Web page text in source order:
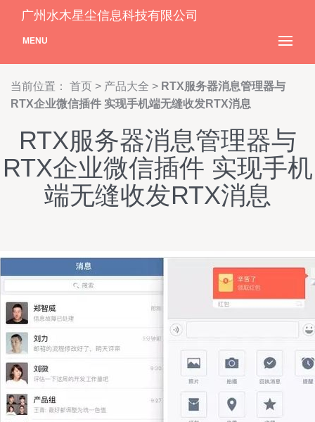
广州水木星尘信息科技有限公司
MENU
当前位置： 首页 > 产品大全 > RTX服务器消息管理器与
RTX企业微信插件 实现手机端无缝收发RTX消息
RTX服务器消息管理器与
RTX企业微信插件 实现手机
端无缝收发RTX消息